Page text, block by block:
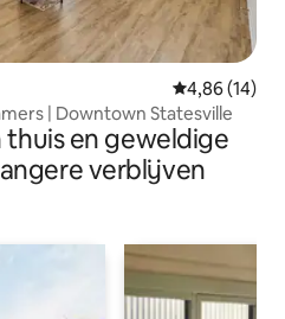
Gemiddelde
4,86 (14)
| Downtown Statesville
en geweldige
verblijven